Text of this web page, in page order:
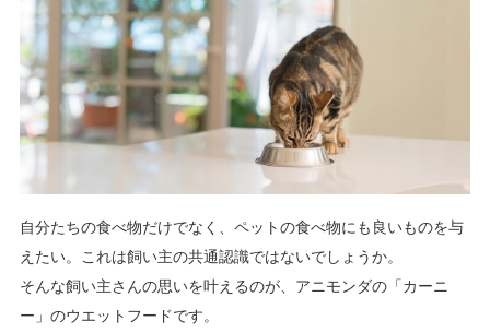
自分たちの食べ物だけでなく、ペットの食べ物にも良いものを与
えたい。これは飼い主の共通認識ではないでしょうか。
そんな飼い主さんの思いを叶えるのが、アニモンダの「カーニ
ー」のウエットフードです。